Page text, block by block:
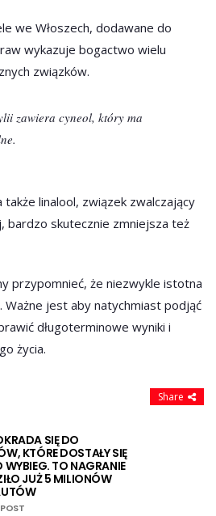
we Włoszech, dodawane do
wykazuje bogactwo wielu
związków.
zawiera cyneol, który ma
linalool, związek zwalczający
bardzo skutecznie zmniejsza też
przypomnieć, że niezwykle istotna
jest aby natychmiast podjąć
długoterminowe wyniki i
życia.
Share
SIĘ DO
KTÓRE DOSTAŁY SIĘ
WYBIEG. TO NAGRANIE
JUŻ 5 MILIONÓW